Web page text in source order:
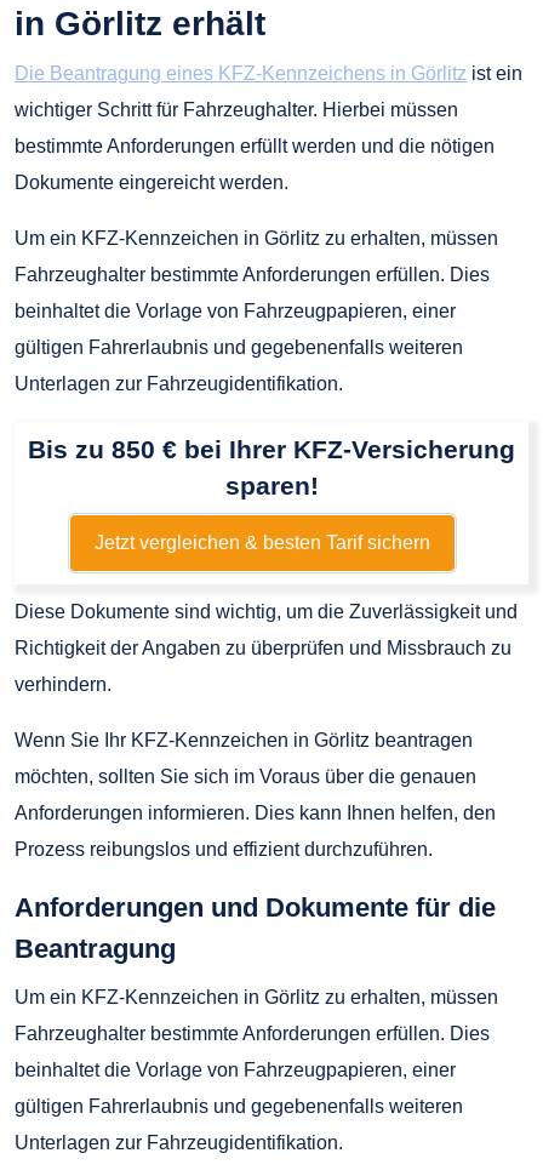
in Görlitz erhält
Die Beantragung eines KFZ-Kennzeichens in Görlitz ist ein
wichtiger Schritt für Fahrzeughalter. Hierbei müssen
bestimmte Anforderungen erfüllt werden und die nötigen
Dokumente eingereicht werden.
Um ein KFZ-Kennzeichen in Görlitz zu erhalten, müssen
Fahrzeughalter bestimmte Anforderungen erfüllen. Dies
beinhaltet die Vorlage von Fahrzeugpapieren, einer
gültigen Fahrerlaubnis und gegebenenfalls weiteren
Unterlagen zur Fahrzeugidentifikation.
Bis zu 850 € bei Ihrer KFZ-Versicherung
sparen!
Jetzt vergleichen & besten Tarif sichern
Diese Dokumente sind wichtig, um die Zuverlässigkeit und
Richtigkeit der Angaben zu überprüfen und Missbrauch zu
verhindern.
Wenn Sie Ihr KFZ-Kennzeichen in Görlitz beantragen
möchten, sollten Sie sich im Voraus über die genauen
Anforderungen informieren. Dies kann Ihnen helfen, den
Prozess reibungslos und effizient durchzuführen.
Anforderungen und Dokumente für die
Beantragung
Um ein KFZ-Kennzeichen in Görlitz zu erhalten, müssen
Fahrzeughalter bestimmte Anforderungen erfüllen. Dies
beinhaltet die Vorlage von Fahrzeugpapieren, einer
gültigen Fahrerlaubnis und gegebenenfalls weiteren
Unterlagen zur Fahrzeugidentifikation.